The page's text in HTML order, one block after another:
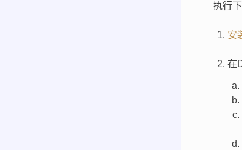
执行
安
在